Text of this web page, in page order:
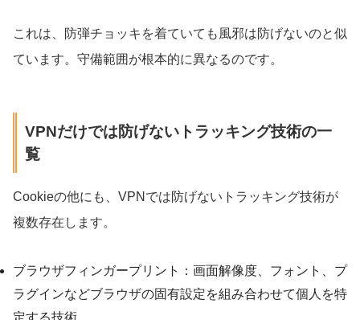
これは、防弾チョッキを着ていても風邪は防げないのと似
ています。守備範囲が根本的に異なるのです。
VPNだけでは防げないトラッキング技術の一
覧
Cookieの他にも、VPNでは防げないトラッキング技術が
複数存在します。
ブラウザフィンガープリント：画面解像度、フォント、プ
ラグインなどブラウザの固有設定を組み合わせて個人を特
定する技術